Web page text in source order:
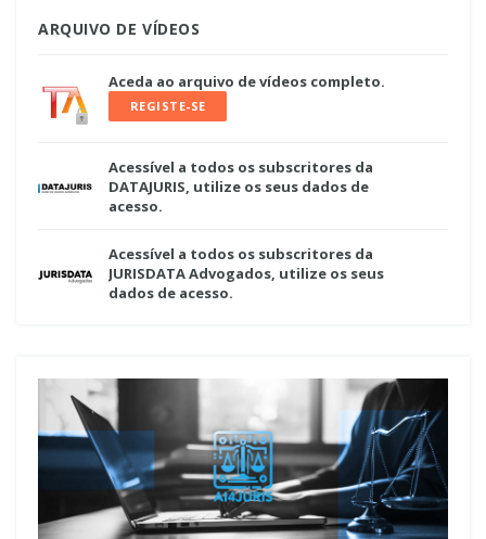
ARQUIVO DE VÍDEOS
Aceda ao arquivo de vídeos completo.
REGISTE-SE
Acessível a todos os subscritores da
DATAJURIS, utilize os seus dados de
acesso.
Acessível a todos os subscritores da
JURISDATA Advogados, utilize os seus
dados de acesso.